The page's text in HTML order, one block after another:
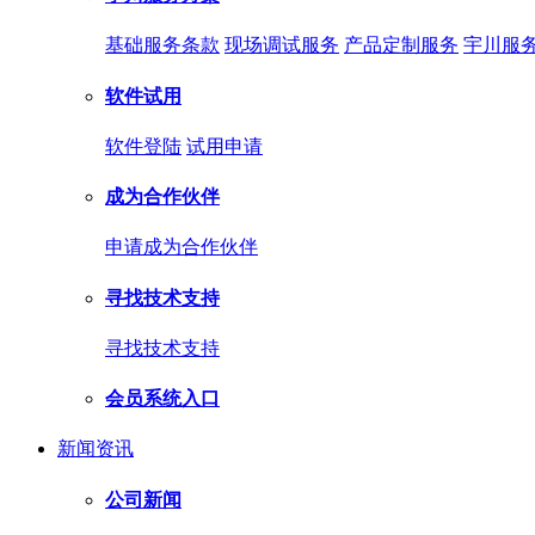
基础服务条款 现场调试服务 产品定制服务 宇川服
软件试用
软件登陆 试用申请
成为合作伙伴
申请成为合作伙伴
寻找技术支持
寻找技术支持
会员系统入口
新闻资讯
公司新闻